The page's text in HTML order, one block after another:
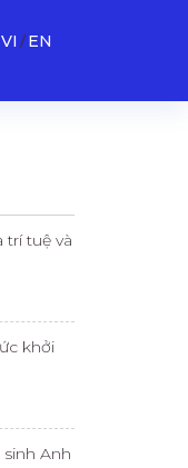
VI EN
trí tuệ và
khởi
Anh